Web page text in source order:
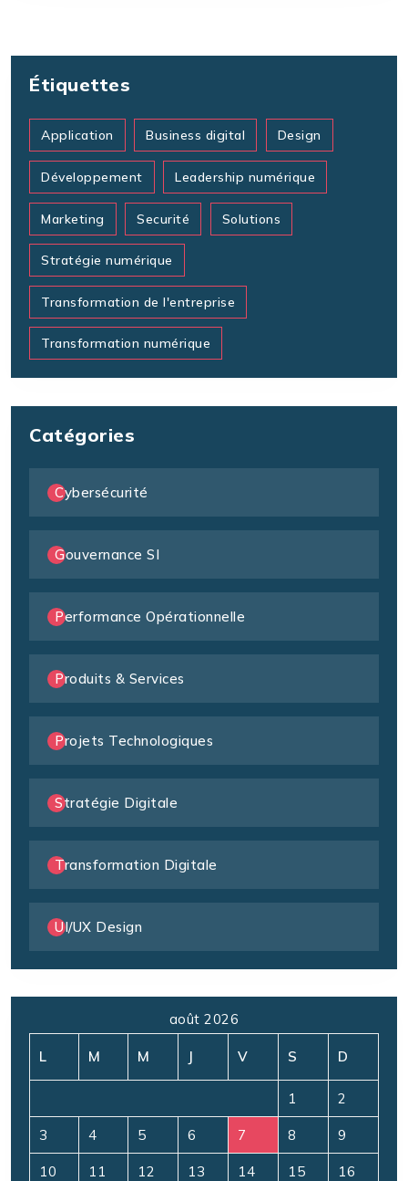
Étiquettes
Application Business digital Design
Développement Leadership numérique
Marketing Securité Solutions
Stratégie numérique
Transformation de l'entreprise
Transformation numérique
Catégories
Cybersécurité
Gouvernance SI
Performance Opérationnelle
Produits & Services
Projets Technologiques
Stratégie Digitale
Transformation Digitale
UI/UX Design
août 2026
L M M J V S D
1 2
3 4 5 6 7 8 9
10 11 12 13 14 15 16